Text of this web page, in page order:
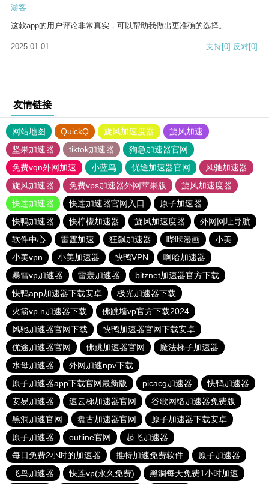
游客
这款app的用户评论非常真实，可以帮助我做出更准确的选择。
2025-01-01 支持[0] 反对[0]
友情链接
网站地图 QuickQ 旋风加速度器
旋风加速
坚果加速器
tiktok加速器
狗急加速器官网
免费vqn外网加速
小蓝鸟 优途加速器官网
风驰加速器
旋风加速器
免费vps加速器外网苹果版
旋风加速度器
快连加速器
快连加速器官网入口
原子加速器
快鸭加速器
快柠檬加速器 旋风加速度器
外网网址导航
软件中心
雷霆加速 狂飙加速器 哔咔漫画
小美
小美vpn
小美加速器 快鸭VPN
啊哈加速器
暴雪vp加速器
雷轰加速器
bitznet加速器官方下载
快鸭app加速器下载安卓
极光加速器下载
火箭vp n加速器下载
佛跳墙vp官方下载2024
风驰加速器官网下载
快鸭加速器官网下载安卓
优途加速器官网
佛跳加速器官网
魔法梯子加速器
水母加速器
外网加速npv下载
原子加速器app下载官网最新版
picacg加速器
快鸭加速器
安易加速器
速云梯加速器官网
谷歌网络加速器免费版
黑洞加速官网
盘古加速器官网
原子加速器下载安卓
原子加速器
outline官网
起飞加速器
每日免费2小时的加速器
推特加速免费软件
原子加速器
飞鸟加速器
快连vp(永久免费) 黑洞每天免费1小时加速